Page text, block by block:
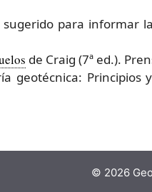
para informar
de Craig (7ª ed.).
geotécnica: Principios
© 2026